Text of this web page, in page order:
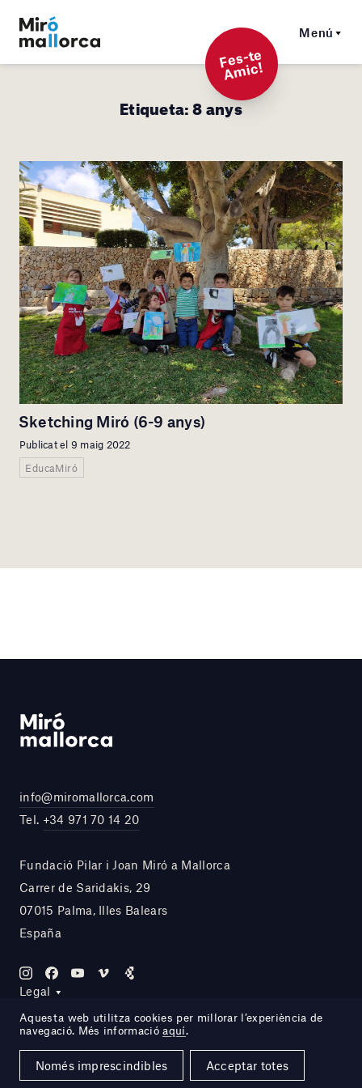
Menú
F
es-t
e
A
mi
c!
Etiqueta:8 anys
Sketching Miró (6-9 anys)
Publicat el 9 maig 2022
EducaMiró
info@miromallorca.com
Tel. +34 971 70 14 20
Fundació Pilar i Joan Miró a Mallorca
Carrer de Saridakis, 29
07015 Palma, Illes Balears
España
Legal
Site by DOMO—A
Aquesta web utilitza cookies per millorar l’experiència de
navegació. Més informacióaquí.
Només imprescindibles Acceptar totes